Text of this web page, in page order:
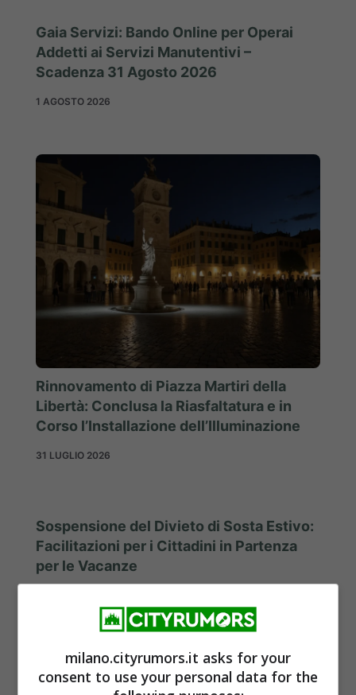
Gaia Servizi: Bando Online per Operai
Addetti ai Servizi Manutentivi –
Scadenza 31 Agosto 2026
1 AGOSTO 2026
Rinnovamento di Piazza Martiri della
Libertà: Conclusa la Riasfaltatura e in
Corso l’Installazione dell’Illuminazione
31 LUGLIO 2026
Sospensione del Divieto di Sosta Estivo:
Facilitazioni per i Cittadini in Partenza
per le Vacanze
milano.cityrumors.it asks for your
consent to use your personal data for the